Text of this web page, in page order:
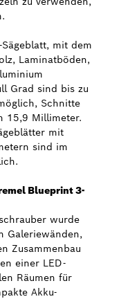
mit dem
Laminatböden,
Grad sind bis zu
Schnitte
15,9 Millimeter.
mit
sind im
Blueprint 3-
wurde
Galeriewänden,
Zusammenbau
einer LED-
Räumen für
Akku-